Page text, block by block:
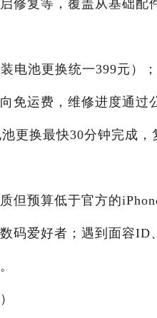
修复等，覆盖从基础配
电池更换统一399元）
免运费，维修进度通
更换最快30分钟完成
但预算低于官方的
码爱好者；遇到面容